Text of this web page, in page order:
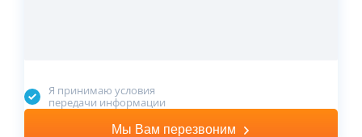
Я принимаю условия
передачи информации
Мы Вам перезвоним